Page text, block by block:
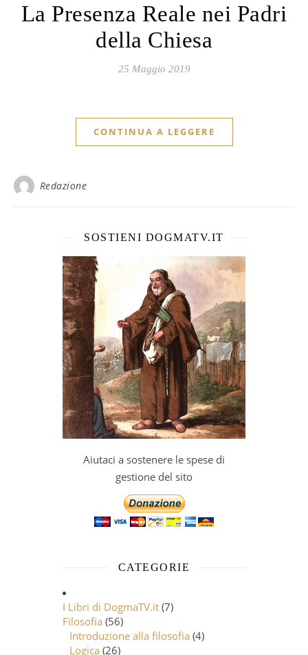
La Presenza Reale nei Padri
della Chiesa
25 Maggio 2019
CONTINUA A LEGGERE
Redazione
SOSTIENI DOGMATV.IT
Aiutaci a sostenere le spese di
gestione del sito
CATEGORIE
I Libri di DogmaTV.it (7)
Filosofia (56)
Introduzione alla filosofia (4)
Logica (26)